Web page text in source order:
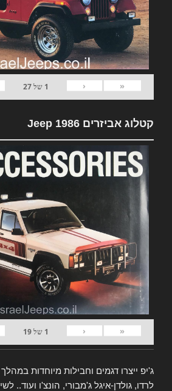
«
‹
1 של27
קטלוג אביזרים Jeep 1986
«
‹
1 של19
ג'יפ ייצרו דגמים וחבילות מיוחדות
לרדו, גולדן-איגל ג'מבורי, הונצ'ו ועוד..